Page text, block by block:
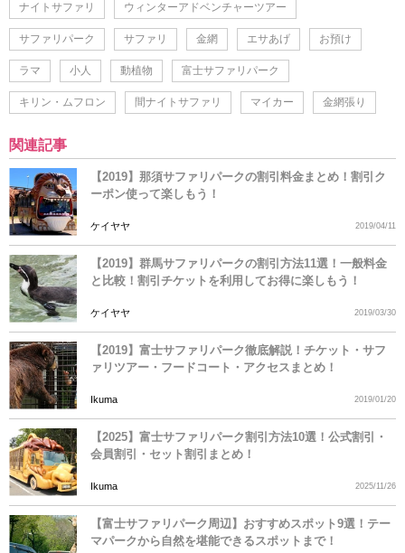
ナイトサファリ ウィンターアドベンチャーツアー
サファリパーク サファリ 金網 エサあげ お預け
ラマ 小人 動植物 富士サファリパーク
キリン・ムフロン 間ナイトサファリ マイカー 金網張り
関連記事
【2019】那須サファリパークの割引料金まとめ！割引ク
ーポン使って楽しもう！
ケイヤヤ 2019/04/11
【2019】群馬サファリパークの割引方法11選！一般料金
と比較！割引チケットを利用してお得に楽しもう！
ケイヤヤ 2019/03/30
【2019】富士サファリパーク徹底解説！チケット・サフ
ァリツアー・フードコート・アクセスまとめ！
Ikuma 2019/01/20
【2025】富士サファリパーク割引方法10選！公式割引・
会員割引・セット割引まとめ！
Ikuma 2025/11/26
【富士サファリパーク周辺】おすすめスポット9選！テー
マパークから自然を堪能できるスポットまで！